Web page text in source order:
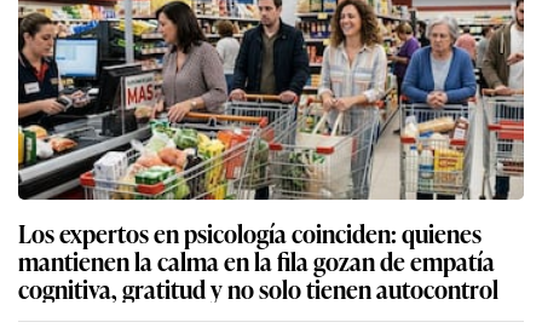
Los expertos en psicología coinciden: quienes
mantienen la calma en la fila gozan de empatía
cognitiva, gratitud y no solo tienen autocontrol